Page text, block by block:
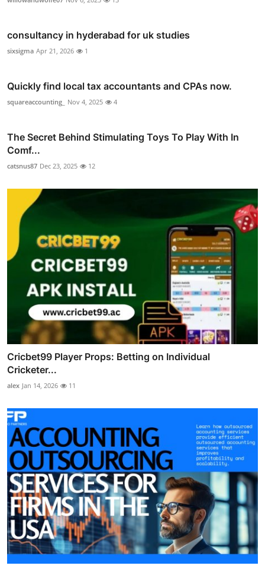
consultancy in hyderabad for uk studies
sixsigma Apr 21, 2026 1
Quickly find local tax accountants and CPAs now.
squareaccounting_ Nov 4, 2025 4
The Secret Behind Stimulating Toys To Play With In
Comf...
catsnus87 Dec 23, 2025 12
Cricbet99 Player Props: Betting on Individual
Cricketer...
alex Jan 14, 2026 11